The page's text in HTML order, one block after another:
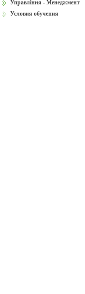
Управління - Менеджмент
Условия обучения